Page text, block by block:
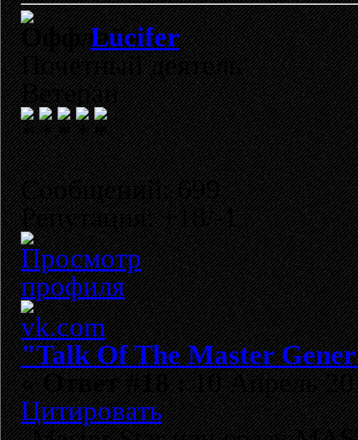
Lucifer
Почетный деятель
Ветеран
Сообщений: 699
Репутация: +18/-1
"Talk Of The Master
«Ответ #18 :10 Апрель
Цитировать